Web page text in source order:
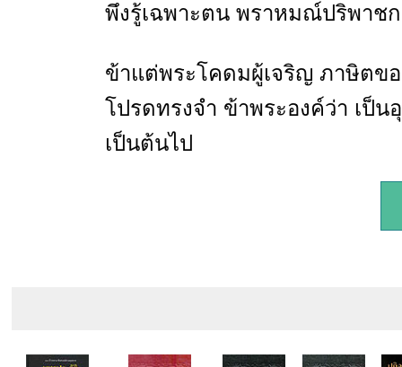
พึงรู้เฉพาะตน พราหมณ์ปริพาช
ข้าแต่พระโคดมผู้เจริญ ภาษิตข
โปรดทรงจำ ข้าพระองค์ว่า เป็
เป็นต้นไป